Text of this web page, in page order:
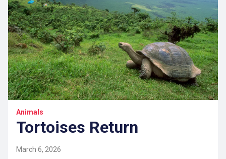
Animals
Tortoises Return
March 6, 2026